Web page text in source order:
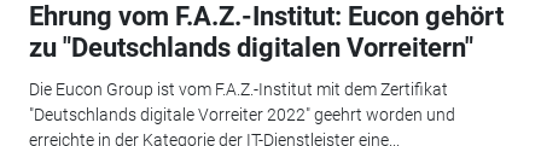
Ehrung vom F.A.Z.-Institut: Eucon gehört
zu "Deutschlands digitalen Vorreitern"
Die Eucon Group ist vom F.A.Z.-Institut mit dem Zertifikat
"Deutschlands digitale Vorreiter 2022" geehrt worden und
erreichte in der Kategorie der IT-Dienstleister eine...